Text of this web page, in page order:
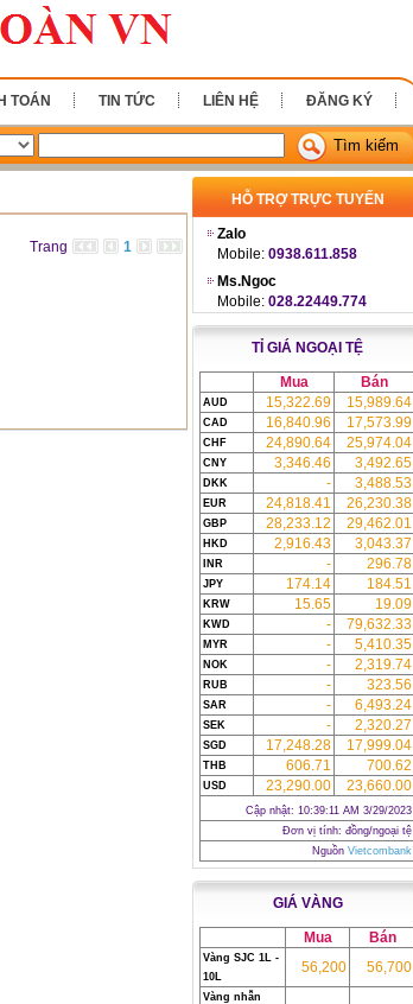
TOÁN TIN TỨC LIÊN HỆ ĐĂNG KÝ
Tìm kiếm
Trang 1
HỖ TRỢ TRỰC TUYẾN
Zalo
Mobile: 0938.611.858
Ms.Ngoc
Mobile: 028.22449.774
TỈ GIÁ NGOẠI TỆ
Mua Bán
AUD 15,322.69 15,989.64
CAD 16,840.96 17,573.99
CHF 24,890.64 25,974.04
CNY 3,346.46 3,492.65
DKK - 3,488.53
EUR 24,818.41 26,230.38
GBP 28,233.12 29,462.01
HKD 2,916.43 3,043.37
INR - 296.78
JPY 174.14 184.51
KRW 15.65 19.09
KWD - 79,632.33
MYR - 5,410.35
NOK - 2,319.74
RUB - 323.56
SAR - 6,493.24
SEK - 2,320.27
SGD 17,248.28 17,999.04
THB 606.71 700.62
USD 23,290.00 23,660.00
Cập nhật: 10:39:11 AM 3/29/2023
Đơn vị tính: đồng/ngoại tệ
Nguồn Vietcombank
GIÁ VÀNG
Mua Bán
Vàng SJC 1L -
10L
56,200 56,700
Vàng nhẫn